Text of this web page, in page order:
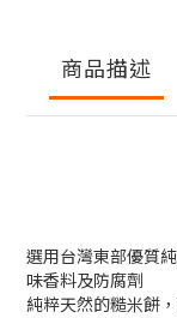
商品描述
選用台灣東部優質
味香料及防腐劑
純粹天然的糙米餅